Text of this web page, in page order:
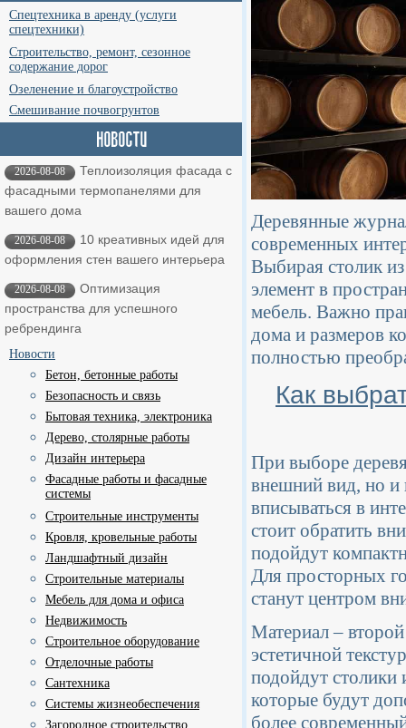
Спецтехника в аренду (услуги
спецтехники)
Строительство, ремонт, сезонное
содержание дорог
Озеленение и благоустройство
Смешивание почвогрунтов
2026-08-08
Теплоизоляция фасада с
фасадными термопанелями для
вашего дома
2026-08-08
10 креативных идей для
оформления стен вашего интерьера
2026-08-08
Оптимизация
пространства для успешного
ребрендинга
Новости
Бетон, бетонные работы
Безопасность и связь
Бытовая техника, электроника
Дерево, столярные работы
Дизайн интерьера
Фасадные работы и фасадные
системы
Строительные инструменты
Кровля, кровельные работы
Ландшафтный дизайн
Строительные материалы
Мебель для дома и офиса
Недвижимость
Строительное оборудование
Отделочные работы
Сантехника
Системы жизнеобеспечения
Загородное строительство
Деревянные
современных
Выбирая столик
элемент в
мебель. Важно
дома и размеров
полностью
Как
При выборе
внешний вид, но и
вписываться в
стоит обратить
подойдут
Для просторных
станут центром
Материал –
эстетичной
подойдут
которые будут
более